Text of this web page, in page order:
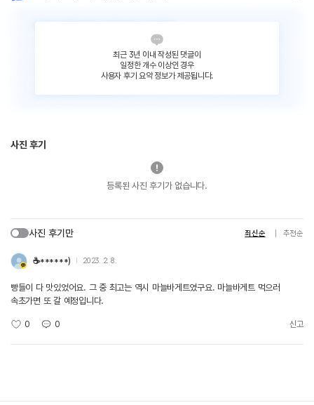
최근 3년 이내 작성된 댓글이
일정한 개수 이상인 경우
사용자 후기 요약 정보가 제공됩니다.
사진 후기
등록된 사진 후기가 없습니다.
사진 후기만 최신순 추천순
☕******) 2023. 2. 8.
빵들이 다 맛있었어요. 그 중 최고는 역시 마늘바게트였구요. 마늘바게트 먹으러
속초가면 또 갈 예정입니다.
0 0 신고